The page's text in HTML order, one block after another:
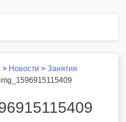
> Новости > Занятия